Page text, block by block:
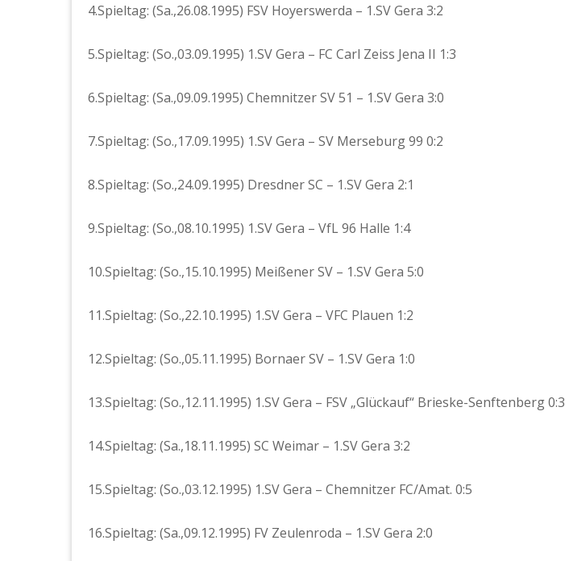
4.Spieltag: (Sa.,26.08.1995) FSV Hoyerswerda – 1.SV Gera 3:2
5.Spieltag: (So.,03.09.1995) 1.SV Gera – FC Carl Zeiss Jena II 1:3
6.Spieltag: (Sa.,09.09.1995) Chemnitzer SV 51 – 1.SV Gera 3:0
7.Spieltag: (So.,17.09.1995) 1.SV Gera – SV Merseburg 99 0:2
8.Spieltag: (So.,24.09.1995) Dresdner SC – 1.SV Gera 2:1
9.Spieltag: (So.,08.10.1995) 1.SV Gera – VfL 96 Halle 1:4
10.Spieltag: (So.,15.10.1995) Meißener SV – 1.SV Gera 5:0
11.Spieltag: (So.,22.10.1995) 1.SV Gera – VFC Plauen 1:2
12.Spieltag: (So.,05.11.1995) Bornaer SV – 1.SV Gera 1:0
13.Spieltag: (So.,12.11.1995) 1.SV Gera – FSV „Glückauf“ Brieske-Senftenberg 0:3
14.Spieltag: (Sa.,18.11.1995) SC Weimar – 1.SV Gera 3:2
15.Spieltag: (So.,03.12.1995) 1.SV Gera – Chemnitzer FC/Amat. 0:5
16.Spieltag: (Sa.,09.12.1995) FV Zeulenroda – 1.SV Gera 2:0